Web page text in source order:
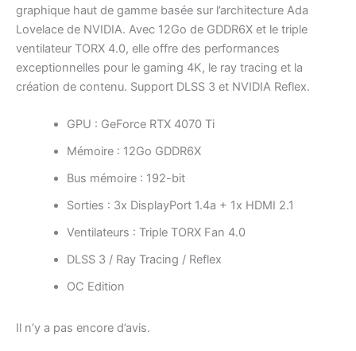
graphique haut de gamme basée sur l’architecture Ada
Lovelace de NVIDIA. Avec 12Go de GDDR6X et le triple
ventilateur TORX 4.0, elle offre des performances
exceptionnelles pour le gaming 4K, le ray tracing et la
création de contenu. Support DLSS 3 et NVIDIA Reflex.
GPU : GeForce RTX 4070 Ti
Mémoire : 12Go GDDR6X
Bus mémoire : 192-bit
Sorties : 3x DisplayPort 1.4a + 1x HDMI 2.1
Ventilateurs : Triple TORX Fan 4.0
DLSS 3 / Ray Tracing / Reflex
OC Edition
Il n’y a pas encore d’avis.